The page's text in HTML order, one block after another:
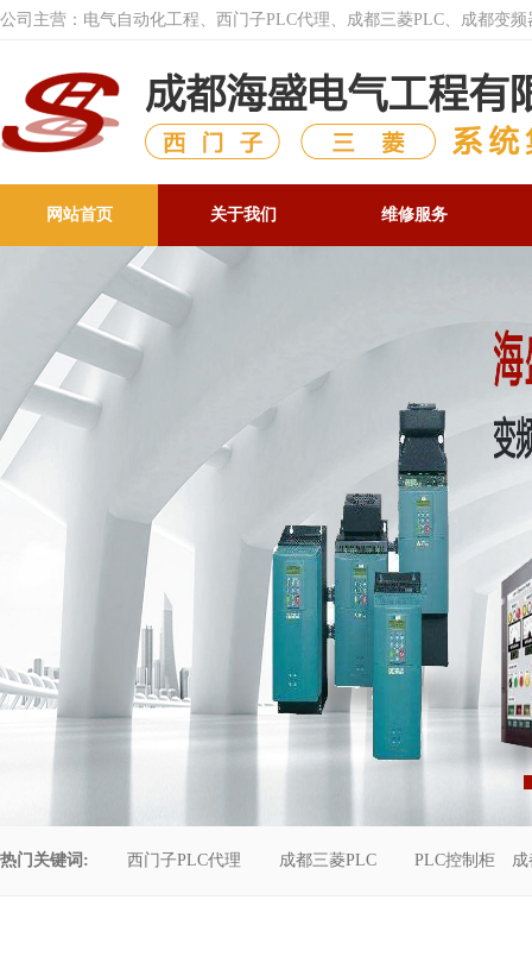
公司主营：电气自动化工程、西门子PLC代理、成都三菱PLC、成都变
网站首页 关于我们 维修服务
热门关键词: 西门子PLC代理 成都三菱PLC PLC控制柜